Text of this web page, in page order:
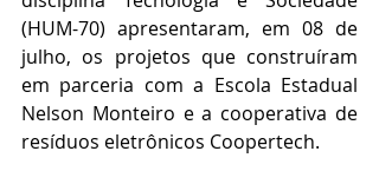
(HUM-70) apresentaram, em 08 de
julho, os projetos que construíram
em parceria com a Escola Estadual
Nelson Monteiro e a cooperativa de
resíduos eletrônicos Coopertech.